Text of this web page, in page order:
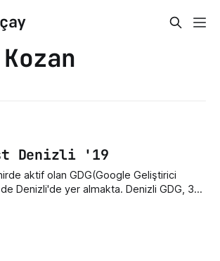
Denizli '19
aktif olan GDG(Google Geliştirici
Denizli'de yer almakta. Denizli GDG, 30
boyu sürecek olan etkinliğin konuları